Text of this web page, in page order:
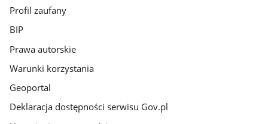
Profil zaufany
BIP
Prawa autorskie
Warunki korzystania
Geoportal
Deklaracja dostępności serwisu Gov.pl